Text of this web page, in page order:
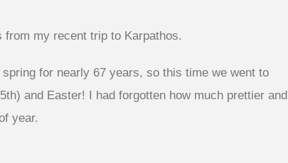
my recent trip to Karpathos.
for nearly 67 years, so this time we went to
and Easter! I had forgotten how much prettier and
year.